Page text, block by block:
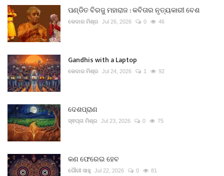
ପଣ୍ଡିତ ବିରଜୁ ମହାରାଜ : କବିତାର ନୃତ୍ୟକାରୀ ବେଶ
କେଦାର ମିଶ୍ର Jul 26, 2026 0 46
Gandhis with a Laptop
କେଦାର ମିଶ୍ର Jul 24, 2026 1 92
ଦେଶପ୍ରାଣ
ସ୍ଵପ୍ନା ମିଶ୍ର Jul 23, 2026 0 75
କଣ ଫେରେଇ ହେବ
ଗୌରୀ ସାହୁ Jul 22, 2026 0 81